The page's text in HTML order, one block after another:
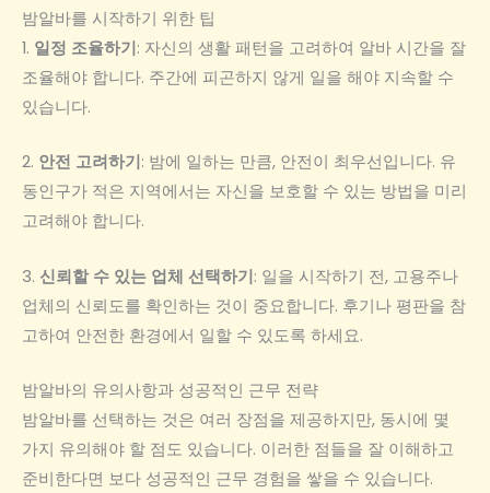
밤알바를 시작하기 위한 팁
1. 일정 조율하기: 자신의 생활 패턴을 고려하여 알바 시간을 잘
조율해야 합니다. 주간에 피곤하지 않게 일을 해야 지속할 수
있습니다.
2. 안전 고려하기 : 밤에 일하는 만큼, 안전이 최우선입니다. 유
동인구가 적은 지역에서는 자신을 보호할 수 있는 방법을 미리
고려해야 합니다.
3. 신뢰할 수 있는 업체 선택하기: 일을 시작하기 전, 고용주나
업체의 신뢰도를 확인하는 것이 중요합니다. 후기나 평판을 참
고하여 안전한 환경에서 일할 수 있도록 하세요.
밤알바의 유의사항과 성공적인 근무 전략
밤알바를 선택하는 것은 여러 장점을 제공하지만, 동시에 몇
가지 유의해야 할 점도 있습니다. 이러한 점들을 잘 이해하고
준비한다면 보다 성공적인 근무 경험을 쌓을 수 있습니다.